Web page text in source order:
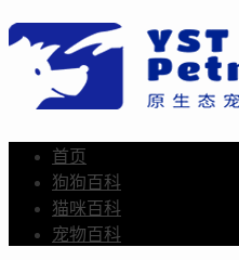
首页
狗狗百科
猫咪百科
宠物百科